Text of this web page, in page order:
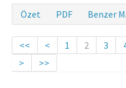
Özet
PDF Benzer
<< < 1 2 3
>
>>